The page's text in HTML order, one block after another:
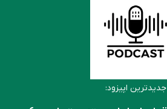
جدیدترین اپیزود: